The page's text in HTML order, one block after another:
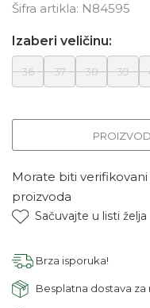
Šifra artikla: N84595
Izaberi veličinu:
36 37 38 39
Morate biti
proizvoda
Sačuvajte u listi želja
Brza isporuka!
Besplatna dostava za